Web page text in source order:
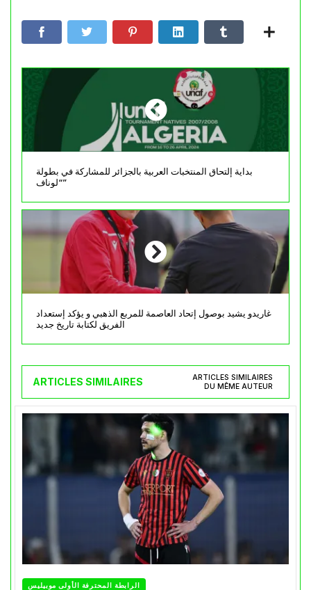
بداية إلتحاق المنتخبات العربية بالجزائر للمشاركة في بطولة
“لوناف”
غاريدو يشيد بوصول إتحاد العاصمة للمربع الذهبي و يؤكد إستعداد
الفريق لكتابة تاريخ جديد
ARTICLES SIMILAIRES
ARTICLES SIMILAIRES
DU MÊME AUTEUR
الرابطة المحترفة الأولى موبيليس